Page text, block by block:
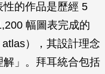
性的作品是歷經 5
幅圖表完成的
），其設計理念
」。拜耳統合包括